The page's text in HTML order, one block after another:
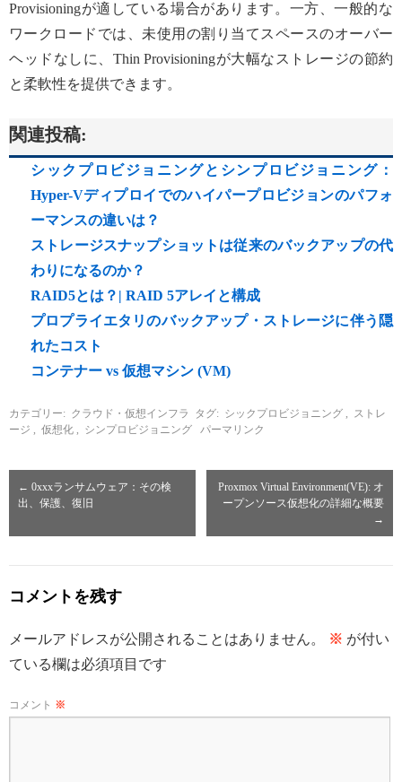
Provisioningが適している場合があります。一方、一般的な
ワークロードでは、未使用の割り当てスペースのオーバー
ヘッドなしに、Thin Provisioningが大幅なストレージの節約
と柔軟性を提供できます。
関連投稿:
シックプロビジョニングとシンプロビジョニング：
Hyper-Vディプロイでのハイパープロビジョンのパフォ
ーマンスの違いは？
ストレージスナップショットは従来のバックアップの代
わりになるのか？
RAID5とは？| RAID 5アレイと構成
プロプライエタリのバックアップ・ストレージに伴う隠
れたコスト
コンテナー vs 仮想マシン (VM)
カテゴリー: クラウド・仮想インフラ タグ: シックプロビジョニング , ストレ
ージ , 仮想化 , シンプロビジョニング パーマリンク
← 0xxxランサムウェア：その検
出、保護、復旧
Proxmox Virtual Environment(VE): オ
ープンソース仮想化の詳細な概要
→
コメントを残す
メールアドレスが公開されることはありません。 ※ が付い
ている欄は必須項目です
コメント ※